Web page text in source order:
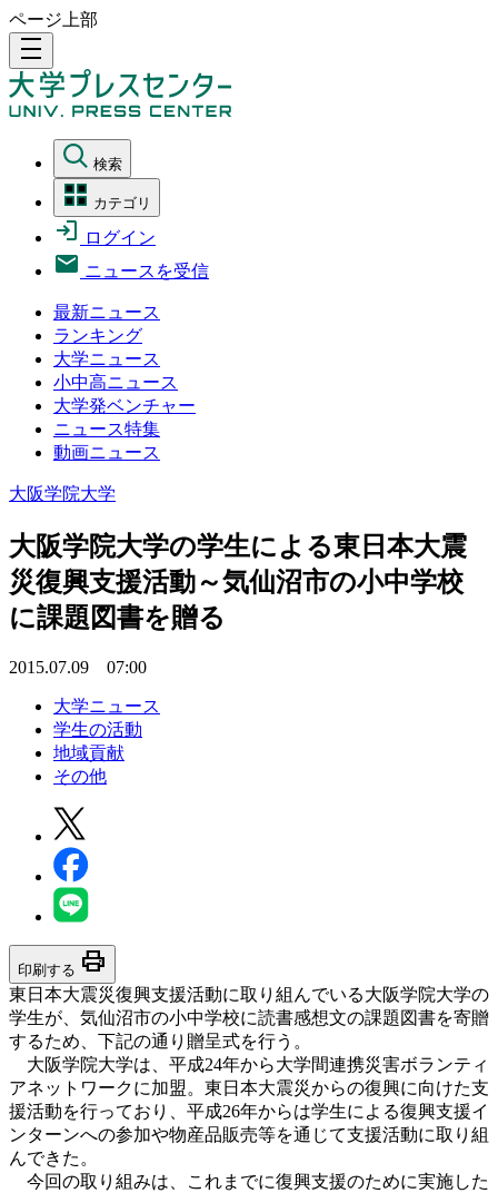
ページ上部
density_medium
検索
カテゴリ
ログイン
ニュースを受信
最新ニュース
ランキング
大学ニュース
小中高ニュース
大学発ベンチャー
ニュース特集
動画ニュース
大阪学院大学
大阪学院大学の学生による東日本大震
災復興支援活動～気仙沼市の小中学校
に課題図書を贈る
2015.07.09 07:00
大学ニュース
学生の活動
地域貢献
その他
印刷する print
東日本大震災復興支援活動に取り組んでいる大阪学院大学の
学生が、気仙沼市の小中学校に読書感想文の課題図書を寄贈
するため、下記の通り贈呈式を行う。
大阪学院大学は、平成24年から大学間連携災害ボランティ
アネットワークに加盟。東日本大震災からの復興に向けた支
援活動を行っており、平成26年からは学生による復興支援イ
ンターンへの参加や物産品販売等を通じて支援活動に取り組
んできた。
今回の取り組みは、これまでに復興支援のために実施した